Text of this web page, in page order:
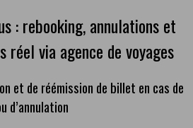
: rebooking, annulations et
réel via agence de voyages
et de réémission de billet en cas de
d’annulation